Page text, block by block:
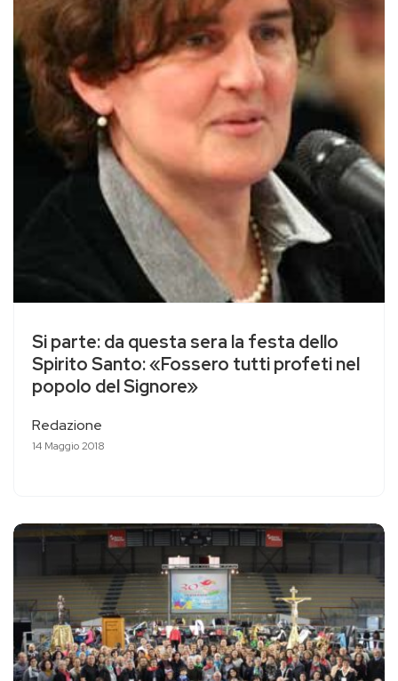
Si parte: da questa sera la festa dello
Spirito Santo: «Fossero tutti profeti nel
popolo del Signore»
Redazione
14 Maggio 2018